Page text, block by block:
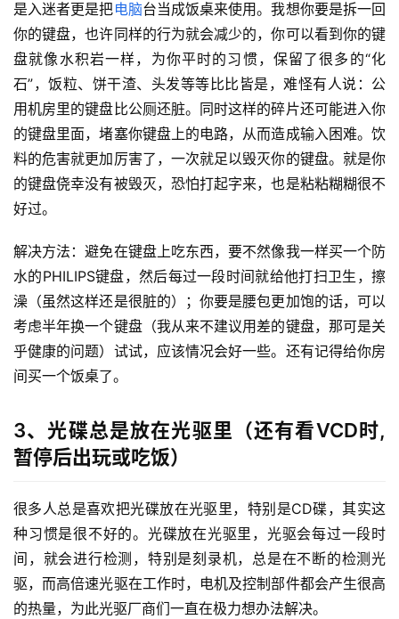
是入迷者更是把电脑台当成饭桌来使用。我想你要是拆一回
你的键盘，也许同样的行为就会减少的，你可以看到你的键
盘就像水积岩一样，为你平时的习惯，保留了很多的“化
石”，饭粒、饼干渣、头发等等比比皆是，难怪有人说：公
用机房里的键盘比公厕还脏。同时这样的碎片还可能进入你
的键盘里面，堵塞你键盘上的电路，从而造成输入困难。饮
料的危害就更加厉害了，一次就足以毁灭你的键盘。就是你
的键盘侥幸没有被毁灭，恐怕打起字来，也是粘粘糊糊很不
好过。
解决方法：避免在键盘上吃东西，要不然像我一样买一个防
水的PHILIPS键盘，然后每过一段时间就给他打扫卫生，擦
澡（虽然这样还是很脏的）；你要是腰包更加饱的话，可以
考虑半年换一个键盘（我从来不建议用差的键盘，那可是关
乎健康的问题）试试，应该情况会好一些。还有记得给你房
间买一个饭桌了。
3、光碟总是放在光驱里（还有看VCD时,
暂停后出玩或吃饭）
很多人总是喜欢把光碟放在光驱里，特别是CD碟，其实这
种习惯是很不好的。光碟放在光驱里，光驱会每过一段时
间，就会进行检测，特别是刻录机，总是在不断的检测光
驱，而高倍速光驱在工作时，电机及控制部件都会产生很高
的热量，为此光驱厂商们一直在极力想办法解决。